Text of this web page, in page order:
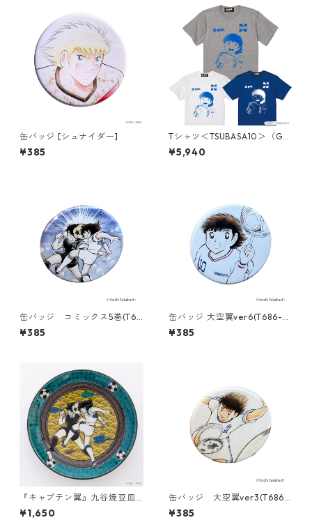
缶バッジ [シュナイダー]
¥385
Tシャツ＜TSUBASA10＞（G5
92-035）
¥5,940
缶バッジ コミックス5巻(T68
6-045)
¥385
缶バッジ 大空翼ver6(T686-0
45)
¥385
『キャプテン翼』九谷焼豆皿
[吉田屋画風]
¥1,650
缶バッジ 大空翼ver3(T686-
045)
¥385